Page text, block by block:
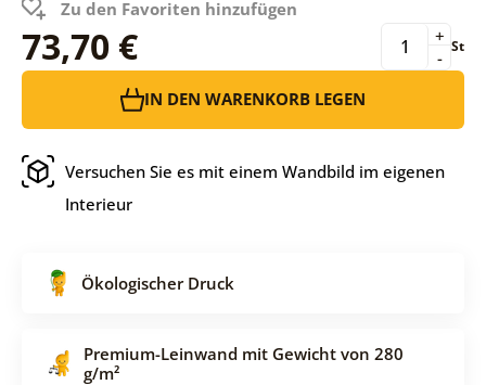
Zu den Favoriten hinzufügen
73,70 € -
+ St
IN DEN WARENKORB LEGEN
Versuchen Sie es mit einem Wandbild im eigenen
Interieur
Ökologischer Druck
Premium-Leinwand mit Gewicht von 280
g/m²